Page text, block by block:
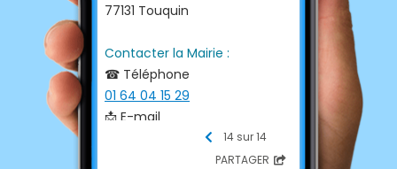
77131 Touquin
Contacter la Mairie :
☎ Téléphone
01 64 04 15 29
📩 E-mail
mairie@touquin.fr
14 sur 14
PARTAGER